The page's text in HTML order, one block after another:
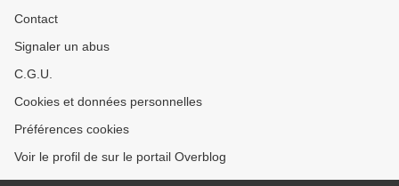
Contact
Signaler un abus
C.G.U.
Cookies et données personnelles
Préférences cookies
Voir le profil de sur le portail Overblog